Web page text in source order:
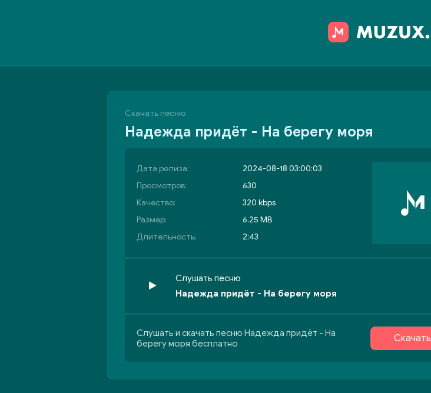
Скачать песню
Надежда придёт - На берегу моря
Дата релиза:
2024-08-18 03:00:03
Просмотров:
630
Качество:
320 kbps
Размер:
6.25 MB
Длительность:
2:43
Слушать песню
Надежда придёт - На берегу моря
Слушать и скачать песню Надежда придёт - На
берегу моря бесплатно
Скачать